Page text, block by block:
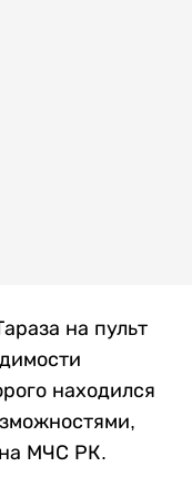
на пульт
находился
МЧС РК.